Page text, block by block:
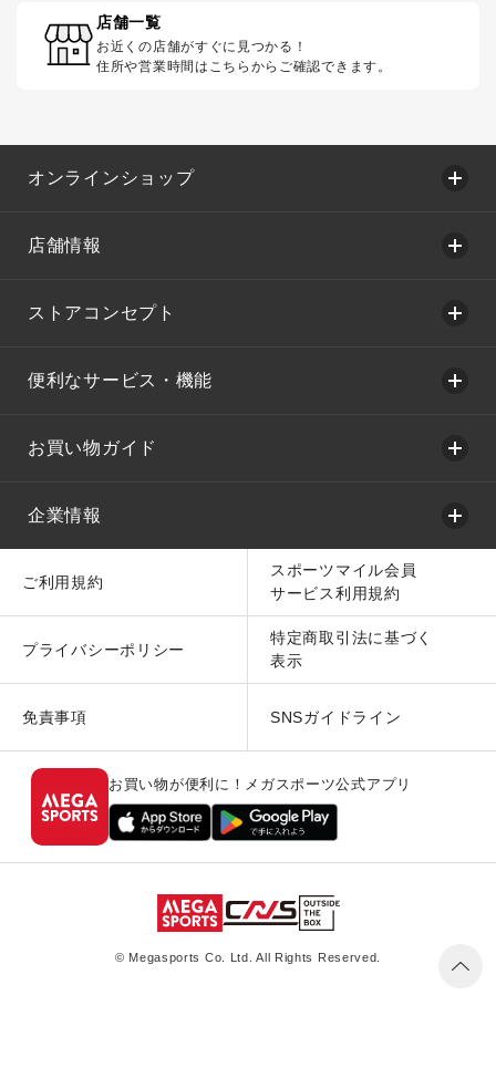
店舗一覧
お近くの店舗がすぐに見つかる！
住所や営業時間はこちらからご確認できます。
オンラインショップ
店舗情報
ストアコンセプト
便利なサービス・機能
お買い物ガイド
企業情報
ご利用規約
スポーツマイル会員
サービス利用規約
プライバシーポリシー
特定商取引法に基づく
表示
免責事項 SNSガイドライン
お買い物が便利に！メガスポーツ公式アプリ
© Megasports Co. Ltd. All Rights Reserved.